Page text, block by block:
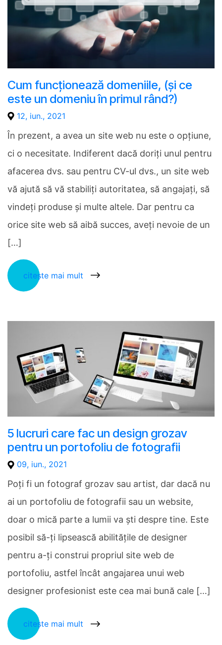
Cum funcționează domeniile, (și ce
este un domeniu în primul rând?)
12, iun., 2021
În prezent, a avea un site web nu este o opțiune,
ci o necesitate. Indiferent dacă doriți unul pentru
afacerea dvs. sau pentru CV-ul dvs., un site web
vă ajută să vă stabiliți autoritatea, să angajați, să
vindeți produse și multe altele. Dar pentru ca
orice site web să aibă succes, aveți nevoie de un
[…]
citește mai mult
5 lucruri care fac un design grozav
pentru un portofoliu de fotografii
09, iun., 2021
Poți fi un fotograf grozav sau artist, dar dacă nu
ai un portofoliu de fotografii sau un website,
doar o mică parte a lumii va ști despre tine. Este
posibil să-ți lipsească abilitățile de designer
pentru a-ți construi propriul site web de
portofoliu, astfel încât angajarea unui web
designer profesionist este cea mai bună cale […]
citește mai mult